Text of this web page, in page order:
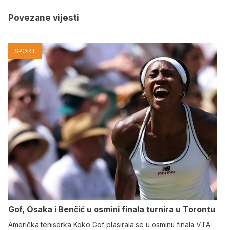
Povezane vijesti
SPORT
Gof, Osaka i Benčić u osmini finala turnira u Torontu
Američka teniserka Koko Gof plasirala se u osminu finala VTA